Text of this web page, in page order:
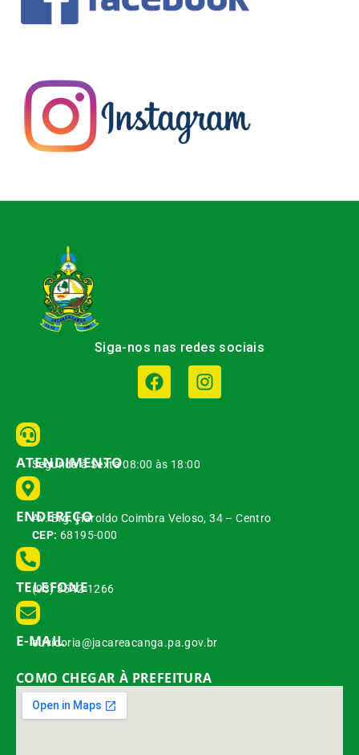
Siga-nos nas redes sociais
ATENDIMENTO
Segunda à Sexta 08:00 às 18:00
ENDEREÇO
Av. Brg. Haroldo Coimbra Veloso, 34 – Centro
CEP: 68195-000
TELEFONE
(93) 3542-1266
E-MAIL
ouvidoria@jacareacanga.pa.gov.br
COMO CHEGAR À PREFEITURA